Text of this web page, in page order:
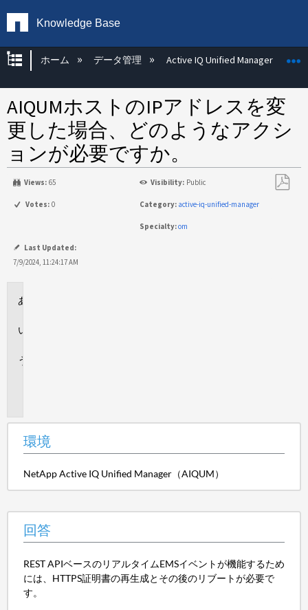
Knowledge Base
グローバル階層を展開/折りたたむ
ホーム データ管理 Active IQ Unified Manager
AIQUMホストのIPアドレスを変
更した場合、どのようなアクシ
ョンが必要ですか。
Views: 65 Visibility: Public
Votes: 0 Category: active-iq-unified-manager
Specialty:om
Last Updated:
7/9/2024, 11:24:17 AM
環境
NetApp Active IQ Unified Manager（AIQUM）
回答
REST APIベースのリアルタイムEMSイベントが機能するため
には、HTTPS証明書の再生成とその後のリブートが必要で
す。